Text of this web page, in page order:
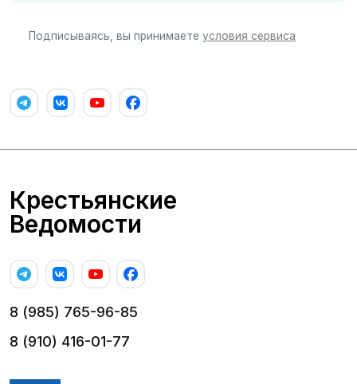
Подписываясь, вы принимаете условия сервиса
Крестьянские
Ведомости
8 (985) 765-96-85
8 (910) 416-01-77